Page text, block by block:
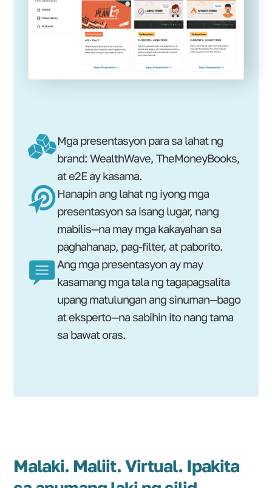
Mga presentasyon para sa lahat ng
brand: WealthWave, TheMoneyBooks,
at e2E ay kasama.
Hanapin ang lahat ng iyong mga
presentasyon sa isang lugar, nang
mabilis—na may mga kakayahan sa
paghahanap, pag-filter, at paborito.
Ang mga presentasyon ay may
kasamang mga tala ng tagapagsalita
upang matulungan ang sinuman—bago
at eksperto—na sabihin ito nang tama
sa bawat oras.
Malaki. Maliit. Virtual. Ipakita